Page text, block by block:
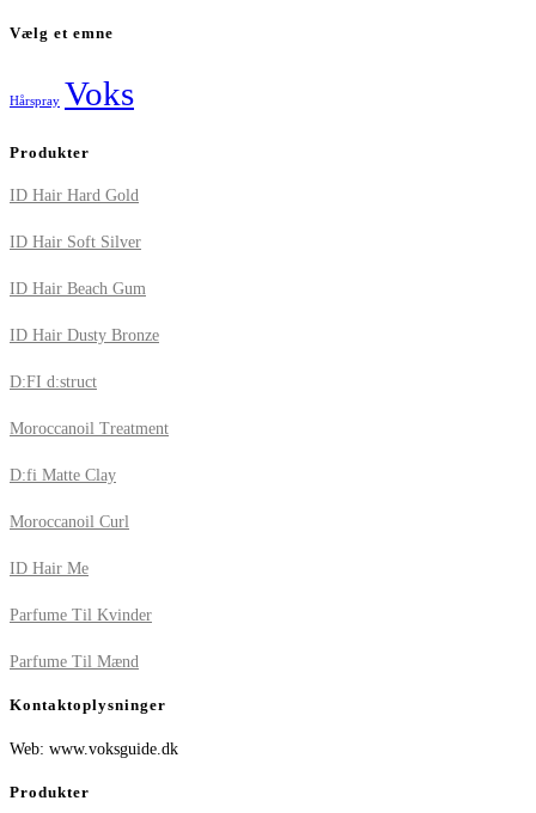
Vælg et emne
Hårspray Voks
Produkter
ID Hair Hard Gold
ID Hair Soft Silver
ID Hair Beach Gum
ID Hair Dusty Bronze
D:FI d:struct
Moroccanoil Treatment
D:fi Matte Clay
Moroccanoil Curl
ID Hair Me
Parfume Til Kvinder
Parfume Til Mænd
Kontaktoplysninger
Web: www.voksguide.dk
Produkter